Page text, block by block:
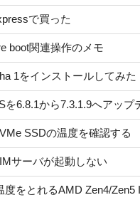
で買った
boot関連操作のメモ
1をインストールしてみた
を6.8.1から7.3.1.9へアップ
SSDの温度を確認する
サーバが起動しない
度をとれるAMD Zen4/Zen5